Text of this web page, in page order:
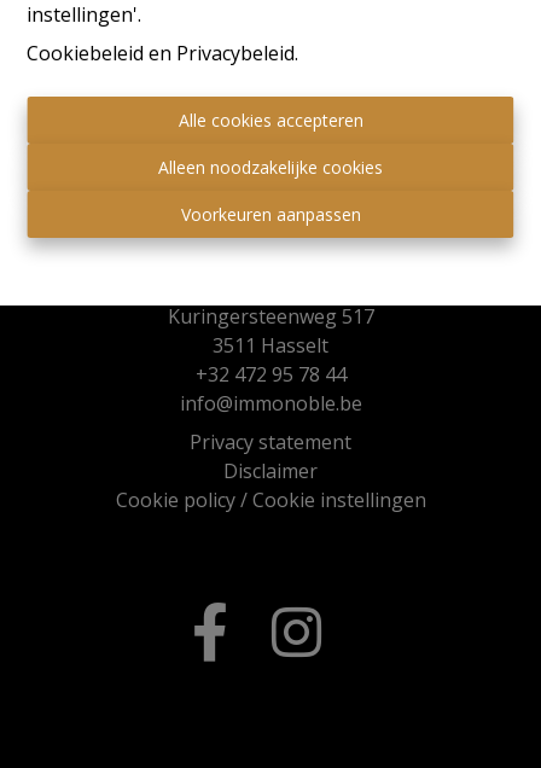
instellingen'.
Cookiebeleid en Privacybeleid.
Alle cookies accepteren
Alleen noodzakelijke cookies
Voorkeuren aanpassen
Kuringersteenweg 517
3511 Hasselt
+32 472 95 78 44
info@immonoble.be
Privacy statement
Disclaimer
Cookie policy/Cookie instellingen